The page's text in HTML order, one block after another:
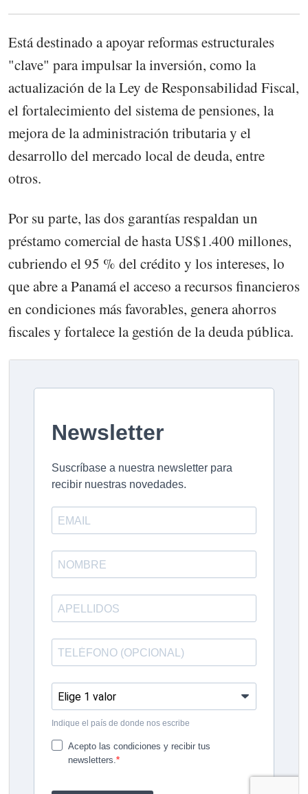
Está destinado a apoyar reformas estructurales
"clave" para impulsar la inversión, como la
actualización de la Ley de Responsabilidad Fiscal,
el fortalecimiento del sistema de pensiones, la
mejora de la administración tributaria y el
desarrollo del mercado local de deuda, entre
otros.
Por su parte, las dos garantías respaldan un
préstamo comercial de hasta US$1.400 millones,
cubriendo el 95 % del crédito y los intereses, lo
que abre a Panamá el acceso a recursos financieros
en condiciones más favorables, genera ahorros
fiscales y fortalece la gestión de la deuda pública.